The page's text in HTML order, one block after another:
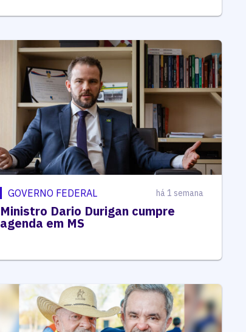
GOVERNO FEDERAL há 1 semana
Ministro Dario Durigan cumpre
agenda em MS